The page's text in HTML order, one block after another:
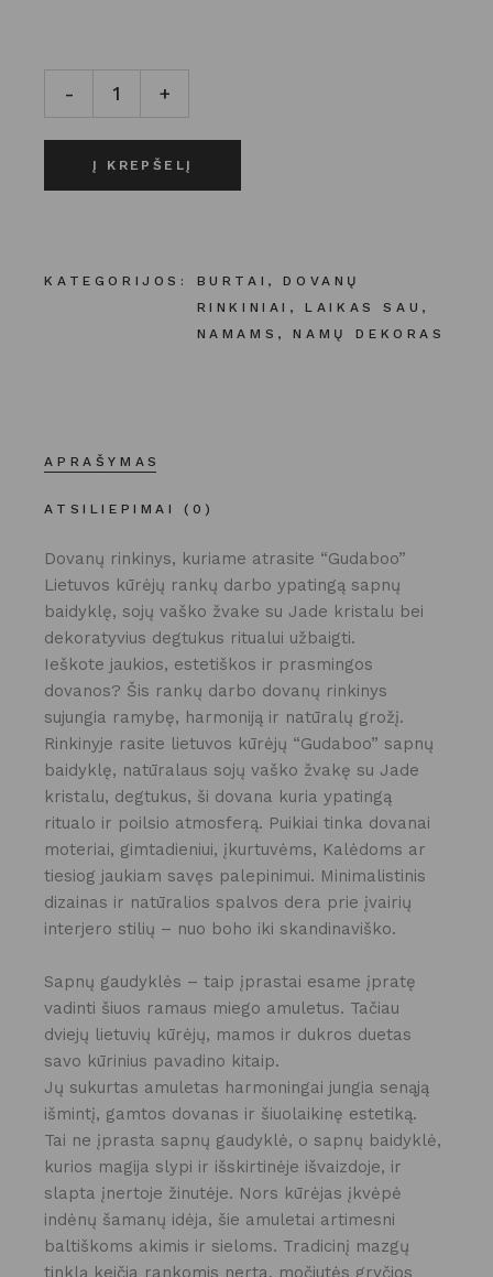
Rinkinys "Smaragdiniai burtai" kiekis
- +
Į KREPŠELĮ
KATEGORIJOS: BURTAI ,DOVANŲ
RINKINIAI ,LAIKAS SAU ,
NAMAMS ,NAMŲ DEKORAS
APRAŠYMAS
ATSILIEPIMAI (0)
Dovanų rinkinys, kuriame atrasite “Gudaboo”
Lietuvos kūrėjų rankų darbo ypatingą sapnų
baidyklę, sojų vaško žvake su Jade kristalu bei
dekoratyvius degtukus ritualui užbaigti.
Ieškote jaukios, estetiškos ir prasmingos
dovanos? Šis rankų darbo dovanų rinkinys
sujungia ramybę, harmoniją ir natūralų grožį.
Rinkinyje rasite lietuvos kūrėjų “Gudaboo” sapnų
baidyklę, natūralaus sojų vaško žvakę su Jade
kristalu, degtukus, ši dovana kuria ypatingą
ritualo ir poilsio atmosferą. Puikiai tinka dovanai
moteriai, gimtadieniui, įkurtuvėms, Kalėdoms ar
tiesiog jaukiam savęs palepinimui. Minimalistinis
dizainas ir natūralios spalvos dera prie įvairių
interjero stilių – nuo boho iki skandinaviško.
Sapnų gaudyklės – taip įprastai esame įpratę
vadinti šiuos ramaus miego amuletus. Tačiau
dviejų lietuvių kūrėjų, mamos ir dukros duetas
savo kūrinius pavadino kitaip.
Jų sukurtas amuletas harmoningai jungia senąją
išmintį, gamtos dovanas ir šiuolaikinę estetiką.
Tai ne įprasta sapnų gaudyklė, o sapnų baidyklė,
kurios magija slypi ir išskirtinėje išvaizdoje, ir
slapta įnertoje žinutėje. Nors kūrėjas įkvėpė
indėnų šamanų idėja, šie amuletai artimesni
baltiškoms akimis ir sieloms. Tradicinį mazgų
tinklą keičia rankomis nerta, močiutės gryčios